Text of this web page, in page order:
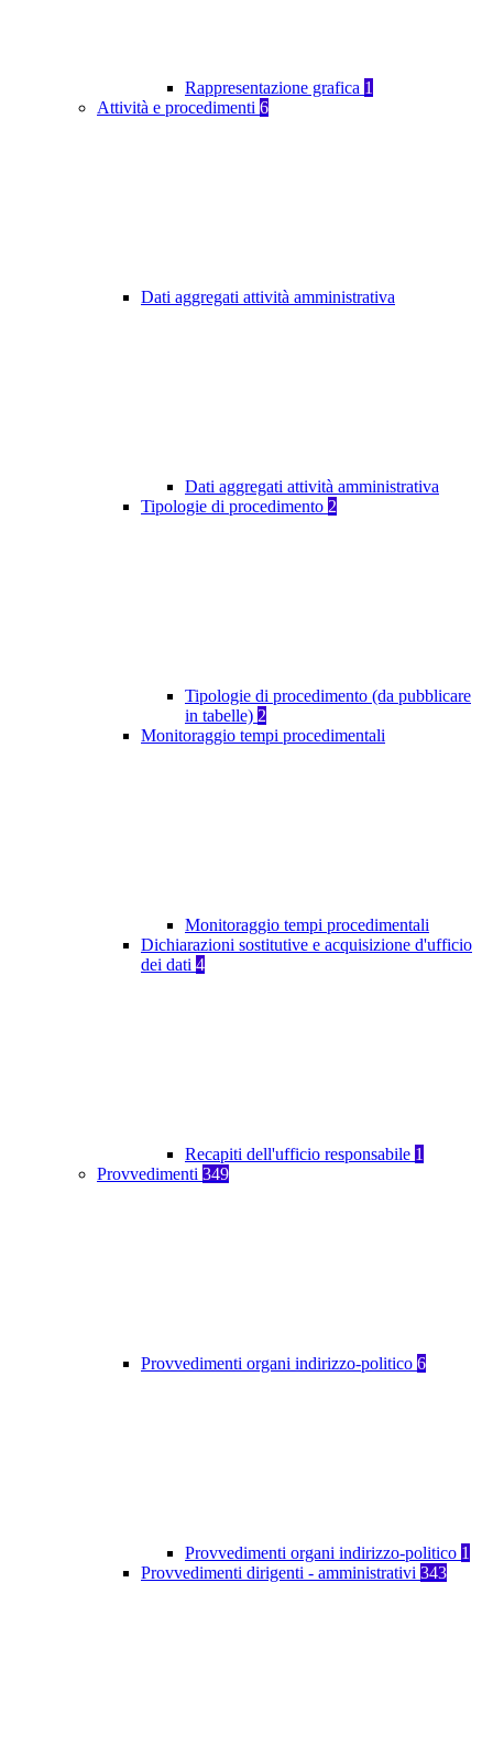
Rappresentazione grafica 1
Attività e procedimenti 6
Dati aggregati attività amministrativa
Dati aggregati attività amministrativa
Tipologie di procedimento 2
Tipologie di procedimento (da pubblicare
in tabelle) 2
Monitoraggio tempi procedimentali
Monitoraggio tempi procedimentali
Dichiarazioni sostitutive e acquisizione d'ufficio
dei dati 4
Recapiti dell'ufficio responsabile 1
Provvedimenti 349
Provvedimenti organi indirizzo-politico 6
Provvedimenti organi indirizzo-politico 1
Provvedimenti dirigenti - amministrativi 343